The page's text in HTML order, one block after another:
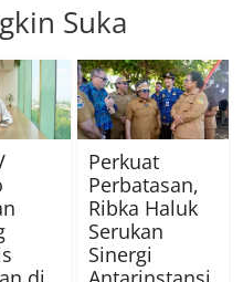
Suka
Perkuat
Perbatasan,
Ribka Haluk
Serukan
Sinergi